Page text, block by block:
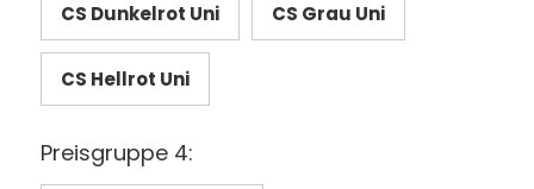
CS Dunkelrot Uni CS Grau Uni
CS Hellrot Uni
Preisgruppe 4: